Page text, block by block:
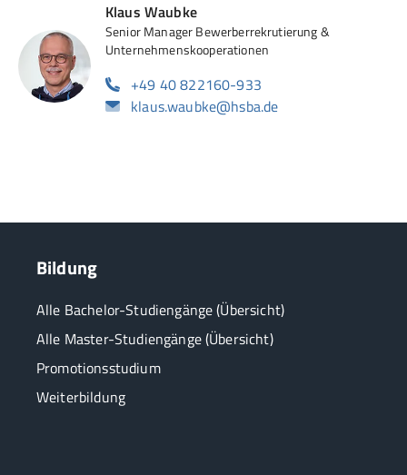
Klaus Waubke
Senior Manager Bewerberrekrutierung &
Unternehmenskooperationen
+49 40 822160-933
klaus.waubke@hsba.de
Bildung
Alle Bachelor-Studiengänge (Übersicht)
Alle Master-Studiengänge (Übersicht)
Promotionsstudium
Weiterbildung